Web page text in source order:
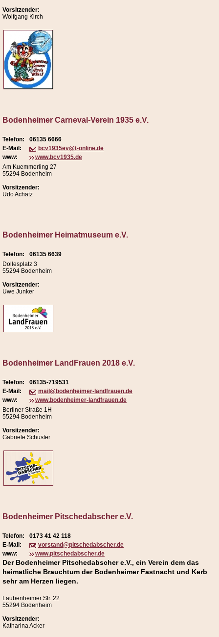
Vorsitzender:
Wolfgang Kirch
Bodenheimer Carneval-Verein 1935 e.V.
Telefon:
06135 6666
E-Mail:
bcv1935ev@t-online.de
www:
www.bcv1935.de
Am Kuemmerling 27
55294 Bodenheim
Vorsitzender:
Udo Achatz
Bodenheimer Heimatmuseum e.V.
Telefon:
06135 6639
Dollesplatz 3
55294 Bodenheim
Vorsitzender:
Uwe Junker
Bodenheimer LandFrauen 2018 e.V.
Telefon:
06135-719531
E-Mail:
mail@bodenheimer-landfrauen.de
www:
www.bodenheimer-landfrauen.de
Berliner Straße 1H
55294 Bodenheim
Vorsitzender:
Gabriele Schuster
Bodenheimer Pitschedabscher e.V.
Telefon:
0173 41 42 118
E-Mail:
vorstand@pitschedabscher.de
www:
www.pitschedabscher.de
Der Bodenheimer Pitschedabscher e.V., ein Verein dem das
heimatliche Brauchtum der Bodenheimer Fastnacht und Kerb
sehr am Herzen liegen.
Laubenheimer Str. 22
55294 Bodenheim
Vorsitzender:
Katharina Acker